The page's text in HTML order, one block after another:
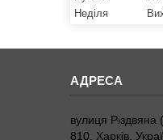
Неділя
вулиця
810, Харків,